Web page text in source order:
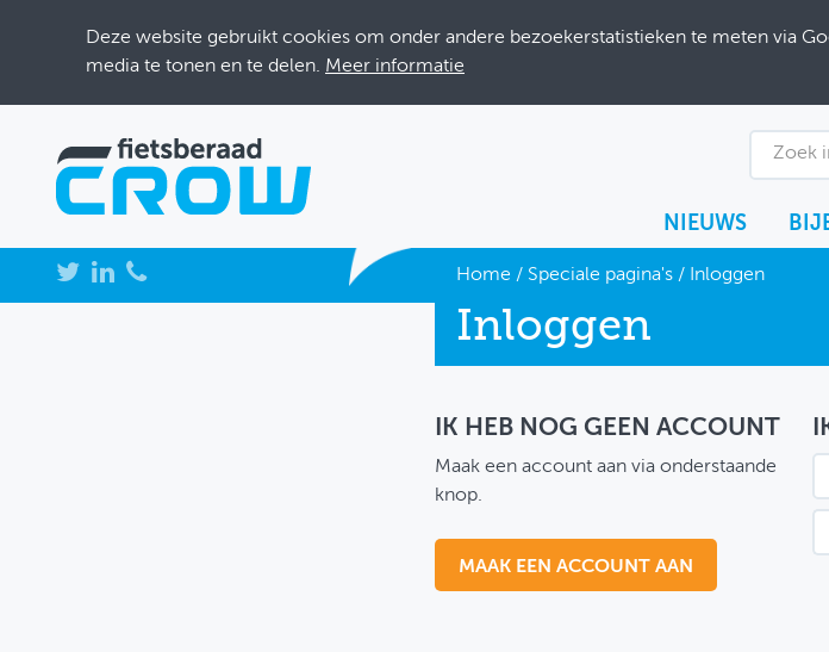
Deze website gebruikt cookies om onder andere bezoekerstatistieken te meten via
media te tonen en te delen. Meer informatie
Zoek
NIEUWS
NIEUWS Home / Speciale pagina's/ Inloggen
Inloggen
IK HEB NOG GEEN ACCOUNT
Maak een account aan via onderstaande
knop.
MAAK EEN ACCOUNT AAN